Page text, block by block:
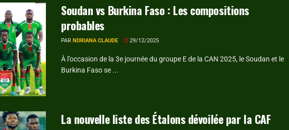
Soudan vs Burkina Faso : Les compositions
probables
PAR NDRIANA CLAUDE 29/12/2025
À l’occasion de la 3e journée du groupe E de la CAN 2025, le Soudan et le
Burkina Faso se ...
La nouvelle liste des Étalons dévoilée par la CAF